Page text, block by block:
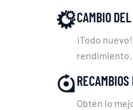
CAMBIO
¡Todo
rendimiento.
Obtén lo